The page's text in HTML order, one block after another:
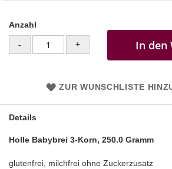
Anzahl
- + In den
ZUR WUNSCHLISTE
Details
Holle Babybrei 3-Korn, 250.0 Gramm
glutenfrei, milchfrei ohne Zuckerzusatz